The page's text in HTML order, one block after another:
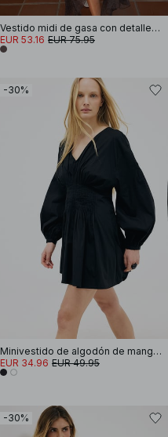
Vestido midi de gasa con detalle de pañuelo
EUR 53.16 EUR 75.95
-30%
Minivestido de algodón de manga larga con canesú
EUR 34.96 EUR 49.95
-30%